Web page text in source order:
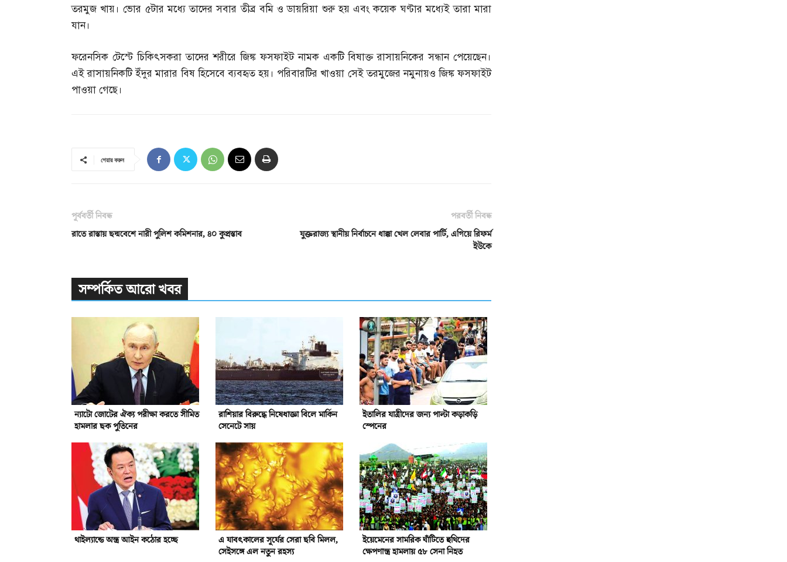
তরমুজ খায়। ভোর ৫টার মধ্যে তাদের সবার তীব্র বমি ও ডায়রিয়া শুরু হয় এবং কয়েক ঘণ্টার মধ্যেই তারা মারা
যান।
ফরেনসিক টেস্টে চিকিৎসকরা তাদের শরীরে জিঙ্ক ফসফাইট নামক একটি বিষাক্ত রাসায়নিকের সন্ধান পেয়েছেন।
এই রাসায়নিকটি ইঁদুর মারার বিষ হিসেবে ব্যবহৃত হয়। পরিবারটির খাওয়া সেই তরমুজের নমুনায়ও জিঙ্ক ফসফাইট
পাওয়া গেছে।
শেয়ার করুন
পূর্ববর্তী নিবন্ধ
রাতে রাস্তায় ছদ্মবেশে নারী পুলিশ কমিশনার, ৪০ কুপ্রস্তাব
পরবর্তী নিবন্ধ
যুক্তরাজ্য স্থানীয় নির্বাচনে ধাক্কা খেল লেবার পার্টি, এগিয়ে রিফর্ম
ইউকে
সম্পর্কিত আরো খবর
ন্যাটো জোটের ঐক্য পরীক্ষা করতে সীমিত
হামলার ছক পুতিনের
রাশিয়ার বিরুদ্ধে নিষেধাজ্ঞা বিলে মার্কিন
সেনেটে সায়
ইতালির যাত্রীদের জন্য পাল্টা কড়াকড়ি
স্পেনের
থাইল্যান্ডে অস্ত্র আইন কঠোর হচ্ছে
এ যাবৎকালের সূর্যের সেরা ছবি মিলল,
সেইসঙ্গে এল নতুন রহস্য
ইয়েমেনের সামরিক ঘাঁটিতে হুথিদের
ক্ষেপণাস্ত্র হামলায় ৫৮ সেনা নিহত